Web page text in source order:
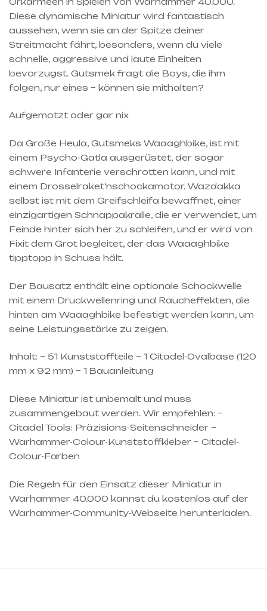
Diese dynamische Miniatur wird fantastisch
aussehen, wenn sie an der Spitze deiner
Streitmacht fährt, besonders, wenn du viele
schnelle, aggressive und laute Einheiten
bevorzugst. Gutsmek fragt die Boys, die ihm
folgen, nur eines – können sie mithalten?
Aufgemotzt oder gar nix
Da Große Heula, Gutsmeks Waaaghbike, ist mit
einem Psycho-Gatla ausgerüstet, der sogar
schwere Infanterie verschrotten kann, und mit
einem Drosselraket’nschockamotor. Wazdakka
selbst ist mit dem Greifschleifa bewaffnet, einer
einzigartigen Schnappakralle, die er verwendet, um
Feinde hinter sich her zu schleifen, und er wird von
Fixit dem Grot begleitet, der das Waaaghbike
tipptopp in Schuss hält.
Der Bausatz enthält eine optionale Schockwelle
mit einem Druckwellenring und Raucheffekten, die
hinten am Waaaghbike befestigt werden kann, um
seine Leistungsstärke zu zeigen.
Inhalt: – 51 Kunststoffteile – 1 Citadel-Ovalbase (120
mm x 92 mm) – 1 Bauanleitung
Diese Miniatur ist unbemalt und muss
zusammengebaut werden. Wir empfehlen: –
Citadel Tools: Präzisions-Seitenschneider –
Warhammer-Colour-Kunststoffkleber – Citadel-
Colour-Farben
Die Regeln für den Einsatz dieser Miniatur in
Warhammer 40.000 kannst du kostenlos auf der
Warhammer-Community-Webseite herunterladen.